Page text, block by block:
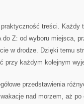
treści. Każdy
do Z: od wyboru miejsca,
w drodze. Dzięki temu
przy każdym kolejnym
przedstawienia
nad morzem, aż